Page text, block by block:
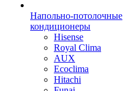
Напольно-потолочные
кондиционеры
Hisense
Royal Clima
AUX
Ecoclima
Hitachi